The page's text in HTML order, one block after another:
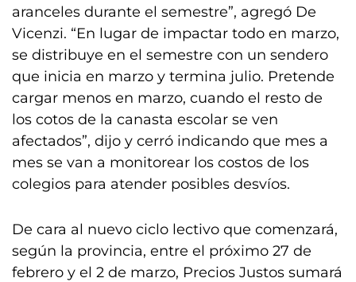
aranceles durante el semestre”, agregó De
Vicenzi. “En lugar de impactar todo en marzo,
se distribuye en el semestre con un sendero
que inicia en marzo y termina julio. Pretende
cargar menos en marzo, cuando el resto de
los cotos de la canasta escolar se ven
afectados”, dijo y cerró indicando que mes a
mes se van a monitorear los costos de los
colegios para atender posibles desvíos.
De cara al nuevo ciclo lectivo que comenzará,
según la provincia, entre el próximo 27 de
febrero y el 2 de marzo, Precios Justos sumará